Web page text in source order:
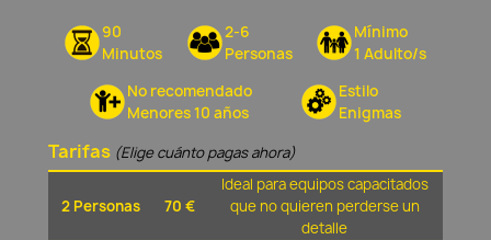
90
Minutos
2-6
Personas
Mínimo
1 Adulto/s
No recomendado
Menores 10 años
Estilo
Enigmas
Tarifas (Elige cuánto pagas ahora)
2 Personas 70 €
Ideal para equipos capacitados
que no quieren perderse un
detalle